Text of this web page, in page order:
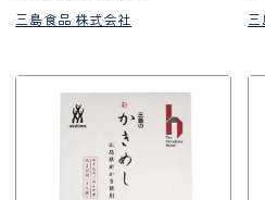
三島食品 株式会社